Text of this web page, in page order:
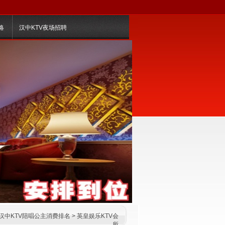
汉中KTV夜场招聘
中KTV陪唱公主消费排名 > 英皇娱乐KTV会